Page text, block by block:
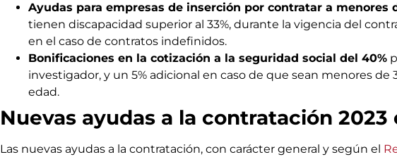
Ayudas para empresas de inserción por contratar a menores
tienen discapacidad superior al 33%, durante la vigencia del
en el caso de contratos indefinidos.
Bonificaciones en la cotización a la seguridad social del 40%
investigador, y un 5% adicional en caso de que sean menores
edad.
Nuevas ayudas a la contratación 2023
Las nuevas ayudas a la contratación, con carácter general y según el